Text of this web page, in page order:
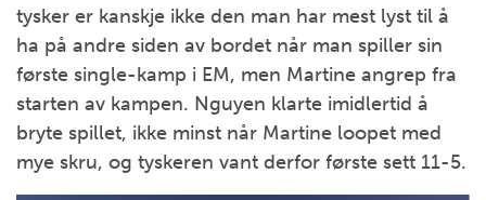
tysker er kanskje ikke den man har mest lyst til å
ha på andre siden av bordet når man spiller sin
første single-kamp i EM, men Martine angrep fra
starten av kampen. Nguyen klarte imidlertid å
bryte spillet, ikke minst når Martine loopet med
mye skru, og tyskeren vant derfor første sett 11-5.